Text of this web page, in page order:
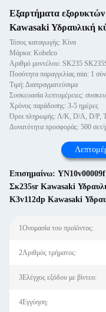
Εξαρτήματα
Kawasaki Υδραυλική
Τόπος καταγωγής: Κίνα
Μάρκα: Kobelco
Αριθμό μοντέλου: SK235
Ποσότητα παραγγελίας min: 1
Τιμή: Διαπραγματεύσιμα
Συσκευασία λεπτομέρειες:
Χρόνος παράδοσης: 3-5 ημέρες
Όροι πληρωμής: Λ/Κ, D/A, D/P,
Δυνατότητα προσφοράς: 500 σετ/
Επισημαίνω:
Σκ235sr Kawasaki
K3v112dp Kawasaki
1Ονομασία του προϊόντος:
2Αριθμός τμήματος:
3Ελέγχος εξόδου με βίντεο:
4Εγγύηση: